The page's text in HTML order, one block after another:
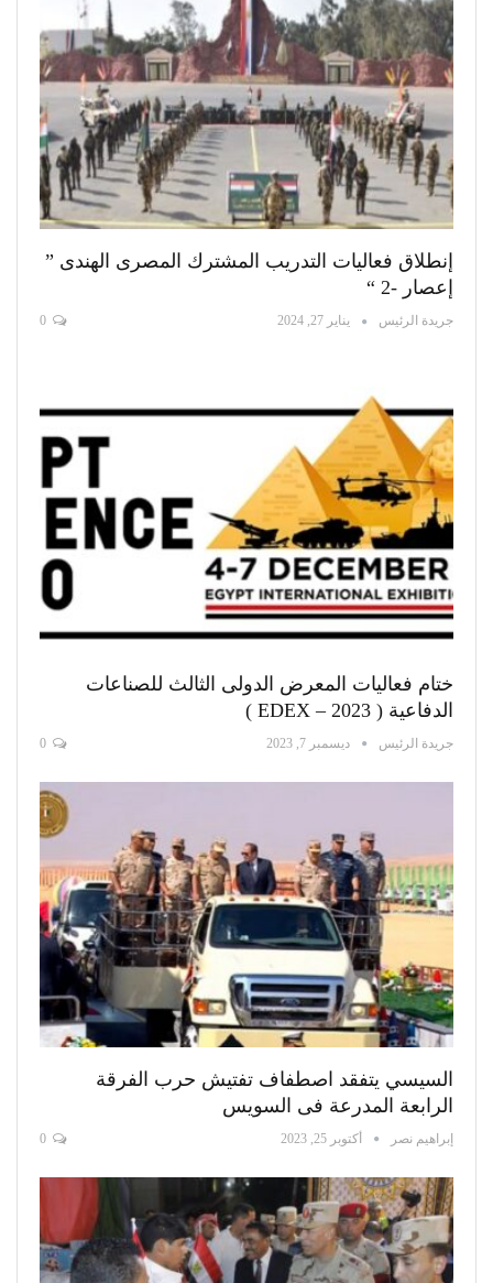
إنطلاق فعاليات التدريب المشترك المصرى الهندى ”
إعصار -2 “
جريدة الرئيس يناير 27, 2024
ختام فعاليات المعرض الدولى الثالث للصناعات
الدفاعية ( EDEX – 2023 )
جريدة الرئيس ديسمبر 7, 2023
السيسي يتفقد اصطفاف تفتيش حرب الفرقة
الرابعة المدرعة فى السويس
إبراهيم نصر أكتوبر 25, 2023